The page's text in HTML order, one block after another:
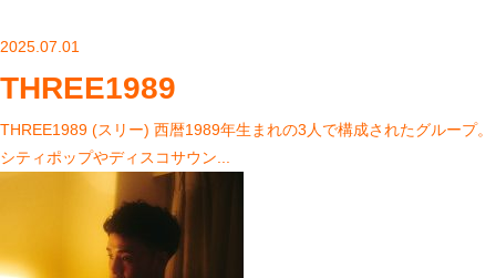
2025.07.01
THREE1989
THREE1989 (スリー) ⻄暦1989年生まれの3人で構成されたグループ。
シティポップやディスコサウン...